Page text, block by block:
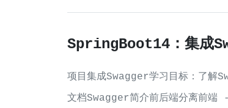
SpringBoot14：集成
项目集成Swagger学习目标：了解
文档Swagger简介前后端分离前端